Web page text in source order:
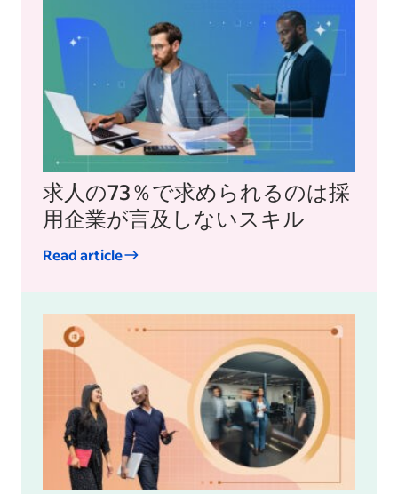
求人の73％で求められるのは採
用企業が言及しないスキル
Read article